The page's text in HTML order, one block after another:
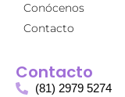
Conócenos
Contacto
Contacto
(81) 2979 5274